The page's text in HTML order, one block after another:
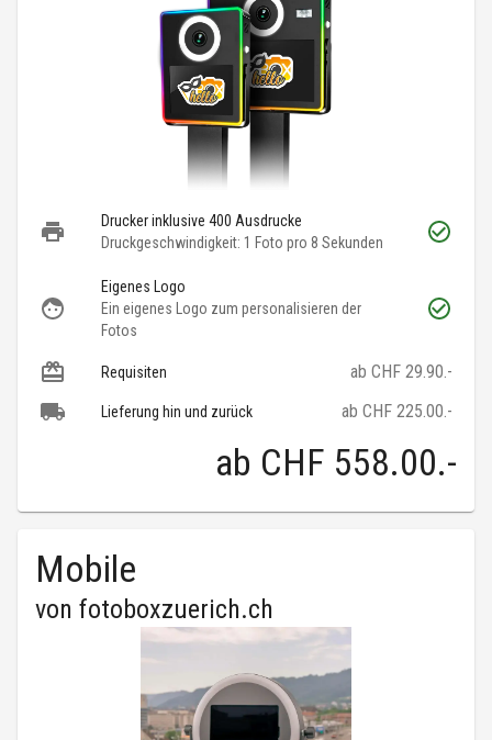
Drucker inklusive 400 Ausdrucke
Druckgeschwindigkeit: 1 Foto pro 8 Sekunden
Eigenes Logo
Ein eigenes Logo zum personalisieren der
Fotos
Requisiten ab CHF 29.90.-
Lieferung hin und zurück ab CHF 225.00.-
ab CHF 558.00.-
Mobile
von fotoboxzuerich.ch